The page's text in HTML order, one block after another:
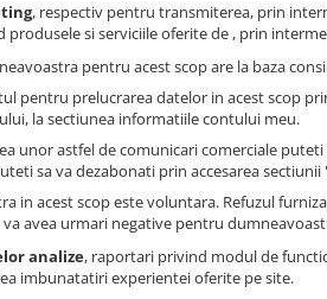
, respectiv pentru transmiterea, prin
produsele si serviciile oferite de , prin
pentru acest scop are la baza
pentru prelucrarea datelor in acest scop
la sectiunea informatiile contului meu.
unor astfel de comunicari comerciale
sa va dezabonati prin accesarea
in acest scop este voluntara. Refuzul
avea urmari negative pentru
analize, raportari privind modul de
imbunatatiri experientei oferite pe site.